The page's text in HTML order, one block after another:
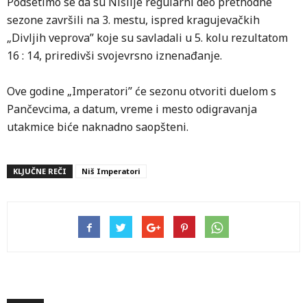
sezone završili na 3. mestu, ispred kragujevačkih
„Divljih veprova” koje su savladali u 5. kolu rezultatom
16 : 14, priredivši svojevrsno iznenađanje.
Ove godine „Imperatori” će sezonu otvoriti duelom s
Pančevcima, a datum, vreme i mesto odigravanja
utakmice biće naknadno saopšteni.
KLJUČNE REČI Niš Imperatori